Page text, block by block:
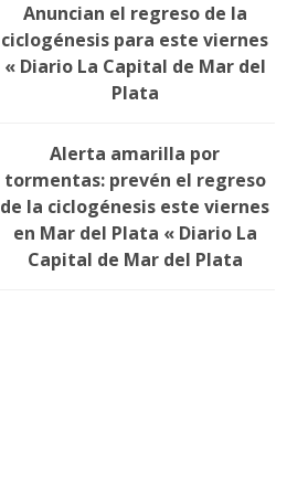
Anuncian el regreso de la
ciclogénesis para este viernes
« Diario La Capital de Mar del
Plata
Alerta amarilla por
tormentas: prevén el regreso
de la ciclogénesis este viernes
en Mar del Plata « Diario La
Capital de Mar del Plata